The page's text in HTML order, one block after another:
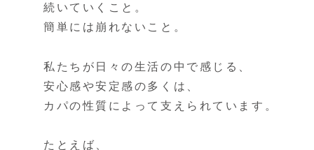
続いていくこと。
簡単には崩れないこと。
私たちが日々の生活の中で感じる、
安心感や安定感の多くは、
カパの性質によって支えられています。
たとえば、